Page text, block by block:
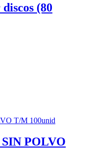
(80
POLVO